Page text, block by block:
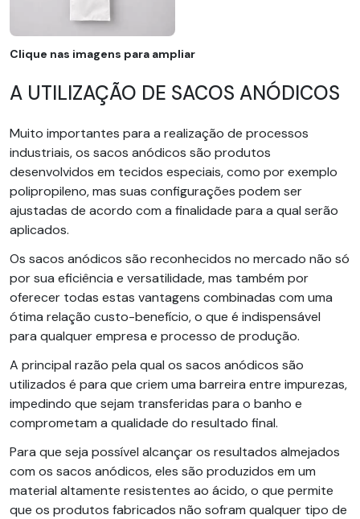
Clique nas imagens para ampliar
A UTILIZAÇÃO DE SACOS ANÓDICOS
Muito importantes para a realização de processos
industriais, os sacos anódicos são produtos
desenvolvidos em tecidos especiais, como por exemplo
polipropileno, mas suas configurações podem ser
ajustadas de acordo com a finalidade para a qual serão
aplicados.
Os sacos anódicos são reconhecidos no mercado não só
por sua eficiência e versatilidade, mas também por
oferecer todas estas vantagens combinadas com uma
ótima relação custo-benefício, o que é indispensável
para qualquer empresa e processo de produção.
A principal razão pela qual os sacos anódicos são
utilizados é para que criem uma barreira entre impurezas,
impedindo que sejam transferidas para o banho e
comprometam a qualidade do resultado final.
Para que seja possível alcançar os resultados almejados
com os sacos anódicos, eles são produzidos em um
material altamente resistentes ao ácido, o que permite
que os produtos fabricados não sofram qualquer tipo de